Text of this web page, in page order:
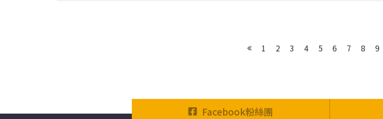
1 2 3 4 5 6 7 8 9
Facebook粉絲團